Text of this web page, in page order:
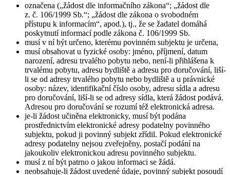
označena („žádost dle informačního zákona“; „žádost dle
z. č. 106/1999 Sb.“; „žádost dle zákona o svobodném
přístupu k informacím“, apod.), tj., že se žadatel domáhá
poskytnutí informací podle zákona č. 106/1999 Sb.
musí v ní být určeno, kterému povinném subjektu je určena,
musí obsahovat u fyzické osoby: jméno, příjmení, datum
narození, adresu trvalého pobytu nebo, není-li přihlášena k
trvalému pobytu, adresu bydliště a adresu pro doručování, liší-
li se od adresy trvalého pobytu nebo bydliště a u právnické
osoby: název, identifikační číslo osoby, adresu sídla a adresu
pro doručování, liší-li se od adresy sídla, která žádost podává.
Adresou pro doručování se rozumí též elektronická adresa.
je-li žádost učiněna elektronicky, musí být podána
prostřednictvím elektronické adresy podatelny povinného
subjektu, pokud ji povinný subjekt zřídil. Pokud elektronické
adresy podatelny nejsou zveřejněny, postačí podání na
jakoukoliv elektronickou adresu povinného subjektu.
musí z ní být patrno o jakou informaci se žádá.
neobsahuje-li žádost uvedené údaje, povinný subjekt posoudí